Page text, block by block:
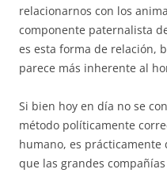
relacionarnos con los
componente paternalista
es esta forma de relación,
parece más inherente al
Si bien hoy en día no se
método políticamente
humano, es
que las grandes